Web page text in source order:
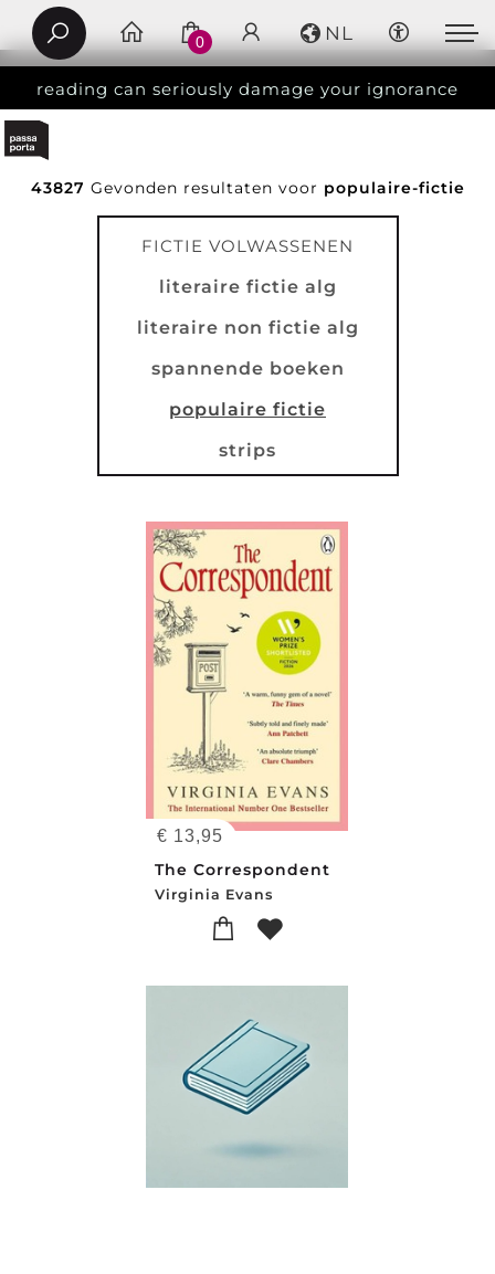
reading can seriously damage your ignorance
0 NL
43827 Gevonden resultaten voor populaire-fictie
FICTIE VOLWASSENEN
literaire fictie alg
literaire non fictie alg
spannende boeken
populaire fictie
strips
€ 13,95
The Correspondent
Virginia Evans